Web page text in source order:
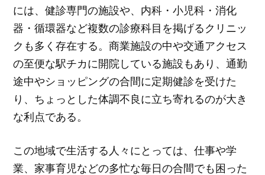
には、健診専門の施設や、内科・小児科・消化
器・循環器など複数の診療科目を掲げるクリニッ
クも多く存在する。商業施設の中や交通アクセス
の至便な駅チカに開院している施設もあり、通勤
途中やショッピングの合間に定期健診を受けた
り、ちょっとした体調不良に立ち寄れるのが大き
な利点である。
この地域で生活する人々にとっては、仕事や学
業、家事育児などの多忙な毎日の合間でも困った